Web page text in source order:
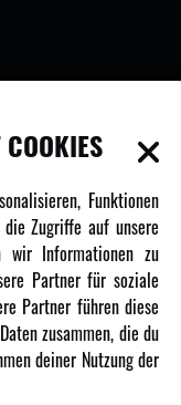
COOKIES
Funktionen
Zugriffe auf unsere
wir Informationen zu
Partner für soziale
Partner führen diese
zusammen, die du
deiner Nutzung der